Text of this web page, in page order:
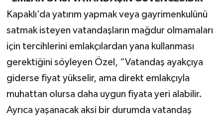
Kapaklı’da yatırım yapmak veya gayrimenkulünü
satmak isteyen vatandaşların mağdur olmamaları
için tercihlerini emlakçılardan yana kullanması
gerektiğini söyleyen Özel, “Vatandaş ayakçıya
giderse fiyat yükselir, ama direkt emlakçıyla
muhattan olursa daha uygun fiyata yeri alabilir.
Ayrıca yaşanacak aksi bir durumda vatandaş